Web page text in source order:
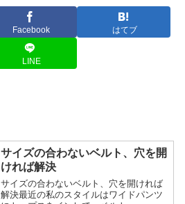
Facebook はてブ
LINE
サイズの合わないベルト、穴を開
ければ解決
サイズの合わないベルト、穴を開ければ
解決最近の私のスタイルはワイドパンツ